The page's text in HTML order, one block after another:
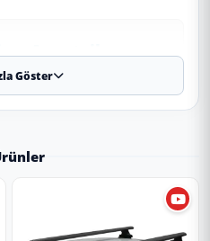
Avantajları
tüm model yıllarına
ömürlü malzeme.
Göster